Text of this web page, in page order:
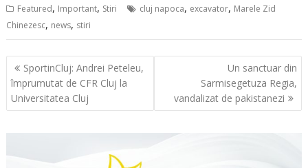
Featured, Important, Stiri cluj napoca, excavator, Marele Zid
Chinezesc, news, stiri
Navigare
în
articole
SportinCluj: Andrei Peteleu,
împrumutat de CFR Cluj la
Universitatea Cluj
Un sanctuar din
Sarmisegetuza Regia,
vandalizat de pakistanezi